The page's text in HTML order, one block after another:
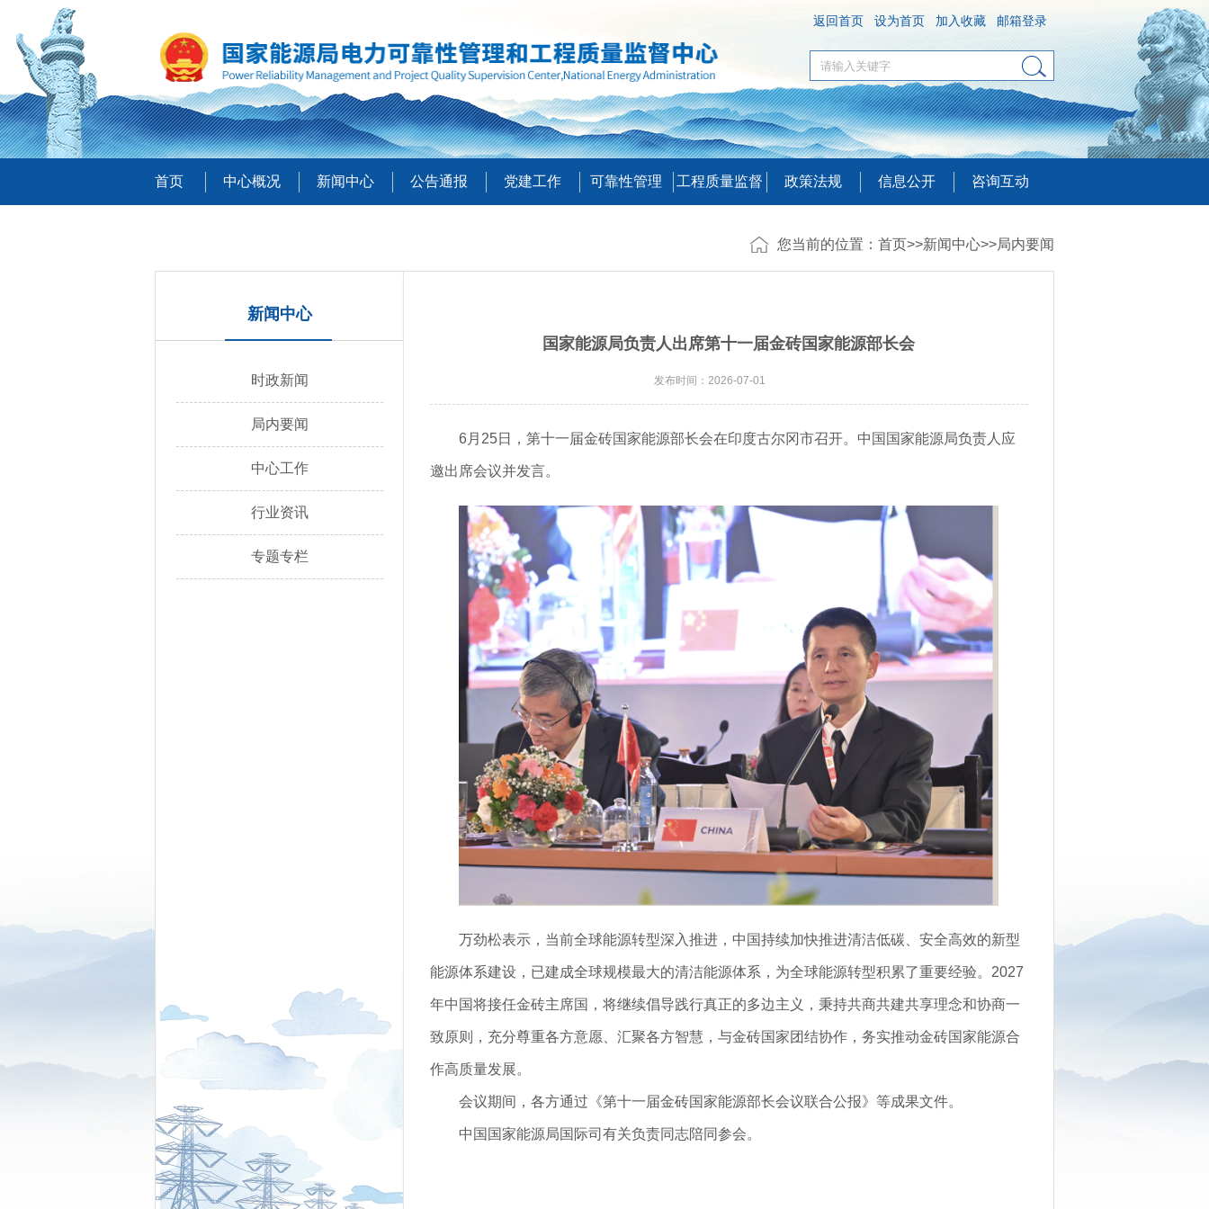
返回首页 设为首页 加入收藏 邮箱登录
首页 中心概况 新闻中心 公告通报 党建工作 可靠性管理 工程质量监督 政策法规 信息公开 咨询互动
您当前的位置： 首页>>新闻中心>>局内要闻
新闻中心
时政新闻
局内要闻
中心工作
行业资讯
专题专栏
国家能源局负责人出席第十一届金砖国家能源部长会
发布时间：2026-07-01
6月25日，第十一届金砖国家能源部长会在印度古尔冈市召开。中国国家能源局负责人应
邀出席会议并发言。
万劲松表示，当前全球能源转型深入推进，中国持续加快推进清洁低碳、安全高效的新型
能源体系建设，已建成全球规模最大的清洁能源体系，为全球能源转型积累了重要经验。2027
年中国将接任金砖主席国，将继续倡导践行真正的多边主义，秉持共商共建共享理念和协商一
致原则，充分尊重各方意愿、汇聚各方智慧，与金砖国家团结协作，务实推动金砖国家能源合
作高质量发展。
会议期间，各方通过《第十一届金砖国家能源部长会议联合公报》等成果文件。
中国国家能源局国际司有关负责同志陪同参会。